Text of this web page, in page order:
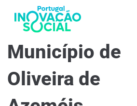
Município de
Oliveira de